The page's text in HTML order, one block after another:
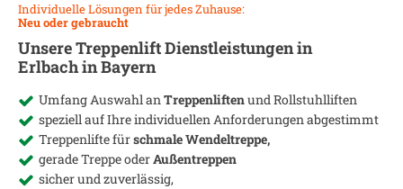
Individuelle Lösungen für jedes Zuhause:
Neu oder gebraucht
Unsere Treppenlift Dienstleistungen in
Erlbach in Bayern
Umfang Auswahl anTreppenliftenund Rollstuhlliften
speziell auf Ihre individuellen Anforderungen abgestimmt
Treppenlifte fürschmale Wendeltreppe,
gerade Treppe oderAußentreppen
sicher und zuverlässig,